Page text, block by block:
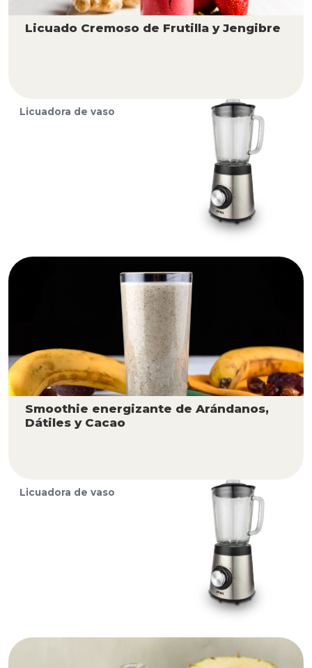
Licuado Cremoso de Frutilla y Jengibre
Licuadora de vaso
Smoothie energizante de Arándanos,
Dátiles y Cacao
Licuadora de vaso